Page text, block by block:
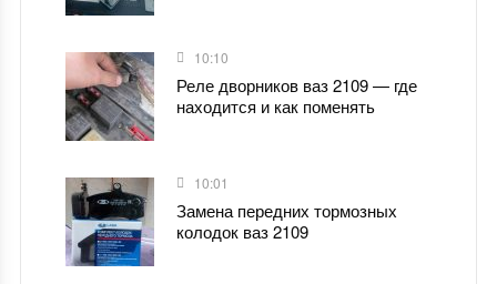
10:10
Реле дворников ваз 2109 — где
находится и как поменять
10:01
Замена передних тормозных
колодок ваз 2109